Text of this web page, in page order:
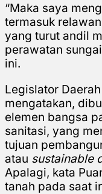
“Maka saya
termasuk
yang turut andil
perawatan
ini.
Legislator
mengatakan,
elemen bangsa
sanitasi, yang
tujuan
atau sustainable
Apalagi, kata
tanah pada saat